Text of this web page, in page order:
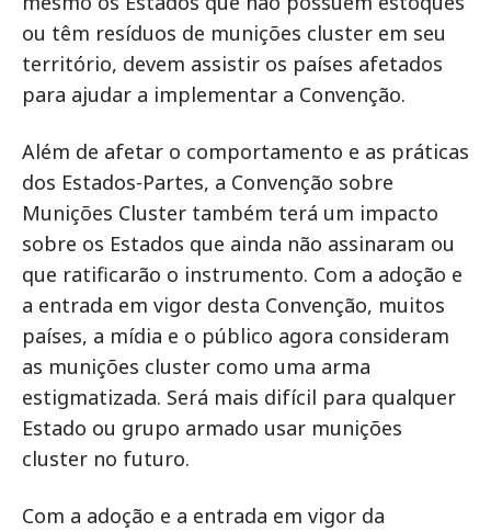
ou têm resíduos de munições cluster em seu
território, devem assistir os países afetados
para ajudar a implementar a Convenção.
Além de afetar o comportamento e as práticas
dos Estados-Partes, a Convenção sobre
Munições Cluster também terá um impacto
sobre os Estados que ainda não assinaram ou
que ratificarão o instrumento. Com a adoção e
a entrada em vigor desta Convenção, muitos
países, a mídia e o público agora consideram
as munições cluster como uma arma
estigmatizada. Será mais difícil para qualquer
Estado ou grupo armado usar munições
cluster no futuro.
Com a adoção e a entrada em vigor da